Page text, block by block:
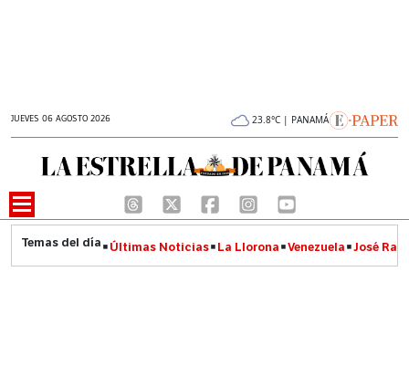
JUEVES 06 AGOSTO 2026 23.8°C | PANAMÁ
Últimas Noticias La Llorona Venezuela José